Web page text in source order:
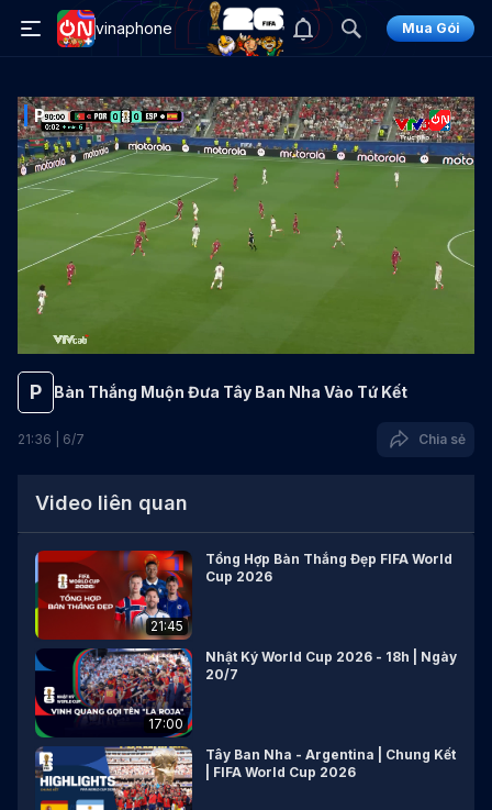
vinaphone Mua Gói
P
P Bàn Thắng Muộn Đưa Tây Ban Nha Vào Tứ Kết
21:36 6/7 Chia sẻ
Video liên quan
21:45
Tổng Hợp Bàn Thắng Đẹp FIFA World
Cup 2026
17:00
Nhật Ký World Cup 2026 - 18h | Ngày
20/7
Tây Ban Nha - Argentina | Chung Kết
| FIFA World Cup 2026